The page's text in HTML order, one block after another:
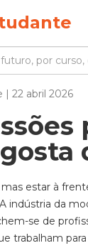
| 22 abril 2026
estar à
indústria da
m-se de
trabalham